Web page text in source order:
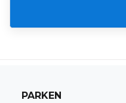
PARKEN